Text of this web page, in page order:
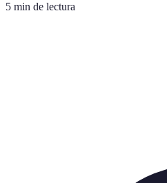
5 min de lectura